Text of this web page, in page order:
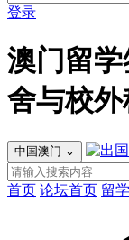
登录
澳门留
舍与校
中国澳门 ⌄
首页 论坛首页 留